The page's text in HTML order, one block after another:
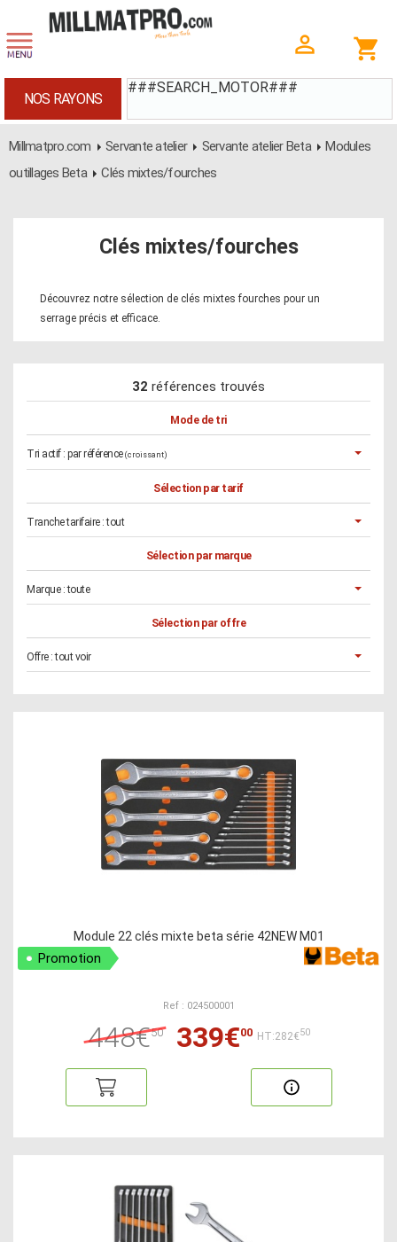
###SEARCH_MOTOR###
NOS RAYONS
Millmatpro.com Servante atelier Servante atelier Beta
Modules
outillages Beta
Clés mixtes/fourches
Clés mixtes/fourches
Découvrez notre sélection de clés mixtes fourches pour un
serrage précis et efficace.
32 références trouvés
Mode de tri
Tri actif : par référence (croissant)
Sélection par tarif
Tranche tarifaire :tout
Sélection par marque
Marque :toute
Sélection par offre
Offre :tout voir
Module 22 clés mixte beta série 42NEW M01
Promotion
Ref : 024500001
448€50 339€00 HT:282€50